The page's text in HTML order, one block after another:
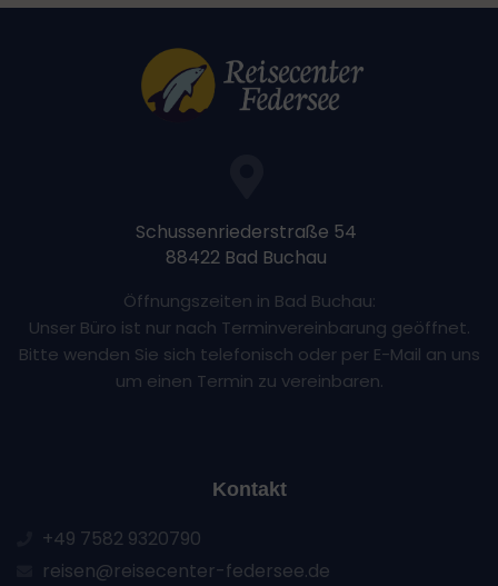
Schussenriederstraße 54
88422 Bad Buchau
Öffnungszeiten in Bad Buchau:
Unser Büro ist nur nach Terminvereinbarung geöffnet.
Bitte wenden Sie sich telefonisch oder per E-Mail an uns
um einen Termin zu vereinbaren.
Kontakt
+49 7582 9320790
reisen@reisecenter-federsee.de